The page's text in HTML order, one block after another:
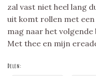
zal vast niet heel lang
uit komt rollen met
mag naar het
Met thee en mijn
Delen: